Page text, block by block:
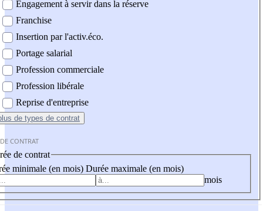
Engagement à servir dans la réserve
Franchise
Insertion par l'activ.éco.
Portage salarial
Profession commerciale
Profession libérale
Reprise d'entreprise
de types de contrat
CONTRAT
de contrat
minimale (en mois) Durée maximale (en mois)
mois